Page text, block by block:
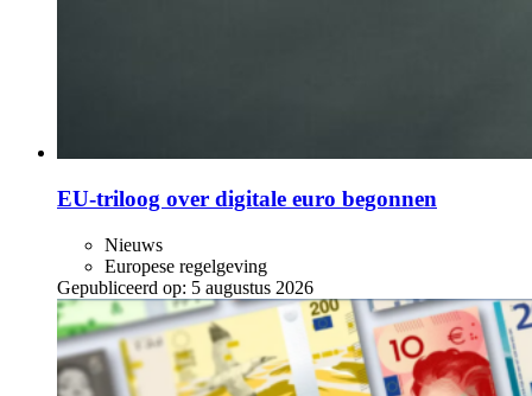
EU-triloog over digitale euro begonnen
Nieuws
Europese regelgeving
Gepubliceerd op: 5 augustus 2026